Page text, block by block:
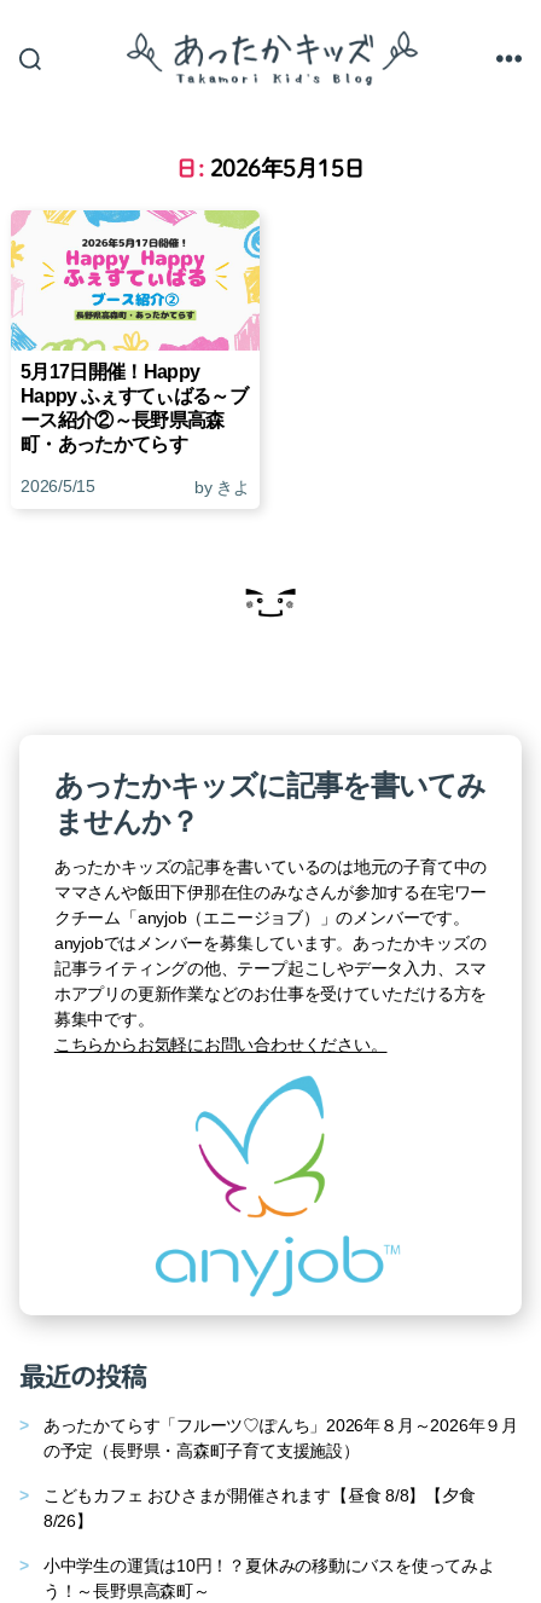
か
キ
日: 2026年5月15日
5月17日開催！Happy
Happy ふぇすてぃばる～ブ
ース紹介②～長野県高森
町・あったかてらす
2026/5/15 by きよ
あったかキッズに記事を書いてみ
ませんか？
あったかキッズの記事を書いているのは地元の子育て中の
ママさんや飯田下伊那在住のみなさんが参加する在宅ワー
クチーム「anyjob（エニージョブ）」のメンバーです。
anyjobではメンバーを募集しています。あったかキッズの
記事ライティングの他、テープ起こしやデータ入力、スマ
ホアプリの更新作業などのお仕事を受けていただける方を
募集中です。
こちらからお気軽にお問い合わせください。
最近の投稿
あったかてらす「フルーツ♡ぽんち」2026年８月～2026年９月
の予定（長野県・高森町子育て支援施設）
こどもカフェ おひさまが開催されます【昼食 8/8】【夕食
8/26】
小中学生の運賃は10円！？夏休みの移動にバスを使ってみよ
う！～長野県高森町～